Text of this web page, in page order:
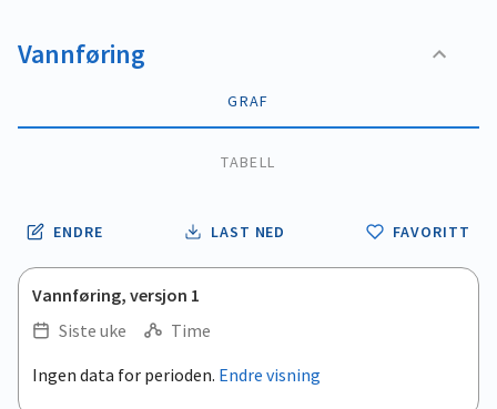
Vannføring
GRAF
TABELL
ENDRE LAST NED FAVORITT
Vannføring, versjon 1
Siste uke
Time
.Ingen data for perioden. Endre visning